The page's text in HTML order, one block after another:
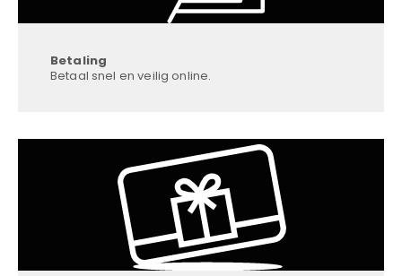
Betaling
Betaal snel en veilig online.